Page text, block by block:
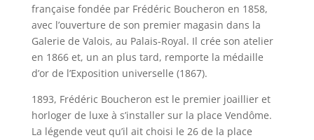
française fondée par Frédéric Boucheron en 1858,
avec l’ouverture de son premier magasin dans la
Galerie de Valois, au Palais-Royal. Il crée son atelier
en 1866 et, un an plus tard, remporte la médaille
d’or de l’Exposition universelle (1867).
1893, Frédéric Boucheron est le premier joaillier et
horloger de luxe à s’installer sur la place Vendôme.
La légende veut qu’il ait choisi le 26 de la place